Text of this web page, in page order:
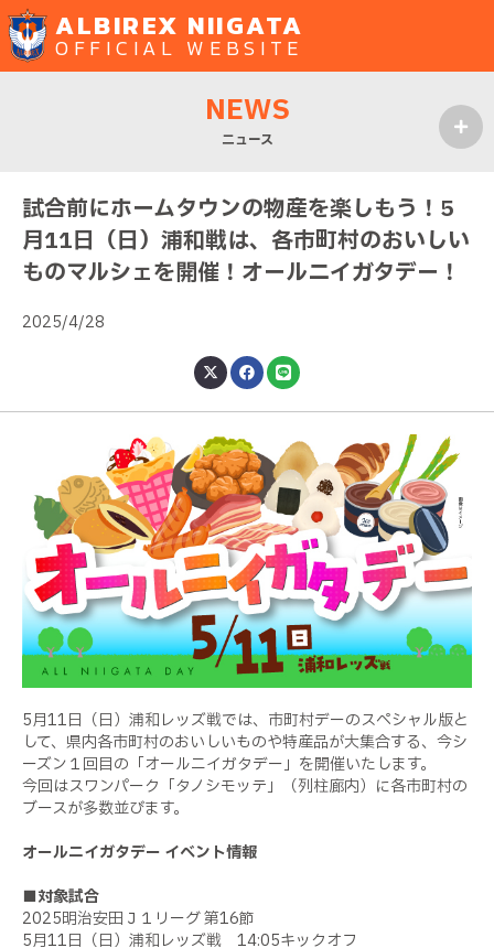
ALBIREX NIIGATA
OFFICIAL WEBSITE
NEWS
ニュース
試合前にホームタウンの物産を楽しもう！5
月11日（日）浦和戦は、各市町村のおいしい
ものマルシェを開催！オールニイガタデー！
2025/4/28
5月11日（日）浦和レッズ戦では、市町村デーのスペシャル版と
して、県内各市町村のおいしいものや特産品が大集合する、今シ
ーズン１回目の「オールニイガタデー」を開催いたします。
今回はスワンパーク「タノシモッテ」（列柱廊内）に各市町村の
ブースが多数並びます。
オールニイガタデー イベント情報
■対象試合
2025明治安田Ｊ１リーグ 第16節
5月11日（日）浦和レッズ戦 14:05キックオフ